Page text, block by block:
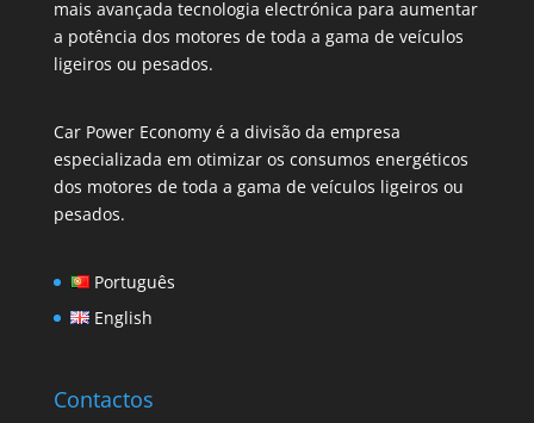
mais avançada tecnologia electrónica para aumentar
a potência dos motores de toda a gama de veículos
ligeiros ou pesados.
Car Power Economy é a divisão da empresa
especializada em otimizar os consumos energéticos
dos motores de toda a gama de veículos ligeiros ou
pesados.
Português
English
Contactos